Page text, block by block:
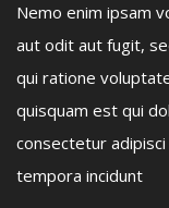
Nemo enim ipsam
aut odit aut fugit,
qui ratione
quisquam est qui
consectetur
tempora incidunt